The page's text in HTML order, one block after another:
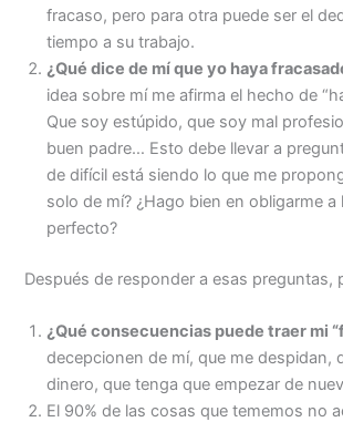
fracaso, pero para otra puede ser el
tiempo a su trabajo.
¿Qué dice de mí que yo haya
idea sobre mí me afirma el hecho de
Que soy estúpido, que soy mal
buen padre… Esto debe llevar a
de difícil está siendo lo que me
solo de mí? ¿Hago bien en obligarme a
perfecto?
Después de responder a esas preguntas,
¿Qué consecuencias puede traer mi
decepcionen de mí, que me despidan,
dinero, que tenga que empezar de
El 90% de las cosas que tememos no